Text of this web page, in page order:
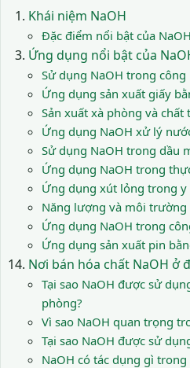
Khái niệm NaOH
Đặc điểm nổi bật của
Ứng dụng nổi bật của
Sử dụng NaOH trong
Ứng dụng sản xuất giấy
Sản xuất xà phòng và
Ứng dụng NaOH xử lý
Sử dụng NaOH trong dầu
Ứng dụng NaOH trong
Ứng dụng xút lỏng trong y
Năng lượng và môi trường
Ứng dụng NaOH trong
Ứng dụng sản xuất pin
Nơi bán hóa chất NaOH ở
Tại sao NaOH được sử
phòng?
Vì sao NaOH quan trọng
Tại sao NaOH được sử
NaOH có tác dụng gì